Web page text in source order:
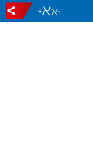
-
+